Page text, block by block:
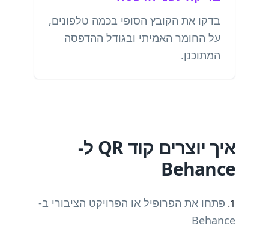
בדקו את הקובץ הסופי בכמה טלפונים,
על החומר האמיתי ובגודל ההדפסה
המתוכנן.
איך יוצרים קוד QR ל-
Behance
פתחו את הפרופיל או הפרויקט הציבורי ב-
Behance